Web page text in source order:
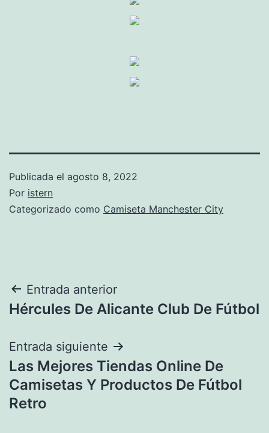
Publicada el agosto 8, 2022
Por istern
Categorizado como Camiseta Manchester City
Navegación
de
entradas
Entrada anterior
Hércules De Alicante Club De Fútbol
Entrada siguiente
Las Mejores Tiendas Online De
Camisetas Y Productos De Fútbol
Retro